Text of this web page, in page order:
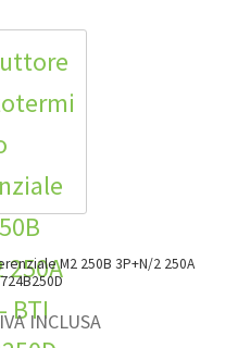
M2 250B 3P+N/2 250A
T724B250D
IVA INCLUSA